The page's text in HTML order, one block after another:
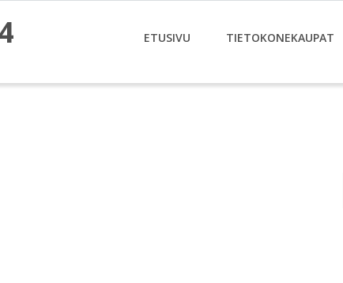
ETUSIVU TIETOKONEKAUPAT